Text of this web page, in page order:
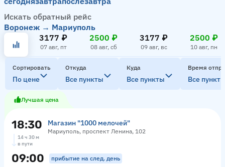
Искать обратный рейс
Воронеж → Мариуполь
3177 ₽
07 авг, пт
2500 ₽
08 авг, сб
3177 ₽
09 авг, вс
2500 ₽
10 авг, пн
Сортировать
По цене
Откуда
Все пункты
Куда
Все пункты
Время
Все
Лучшая цена
18:30 Магазин "1000 мелочей"
Мариуполь, проспект Ленина, 102
14 ч 30 м
в пути
09:00 прибытие на след. день